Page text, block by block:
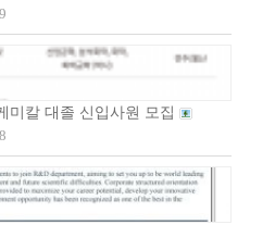
미칼 대졸 신입사원 모집